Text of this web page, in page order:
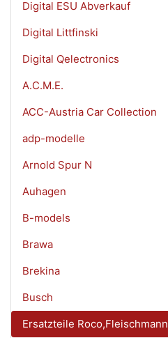
Digital ESU Abverkauf
Digital Littfinski
Digital Qelectronics
A.C.M.E.
ACC-Austria Car Collection
adp-modelle
Arnold Spur N
Auhagen
B-models
Brawa
Brekina
Busch
Ersatzteile Roco,Fleischmann